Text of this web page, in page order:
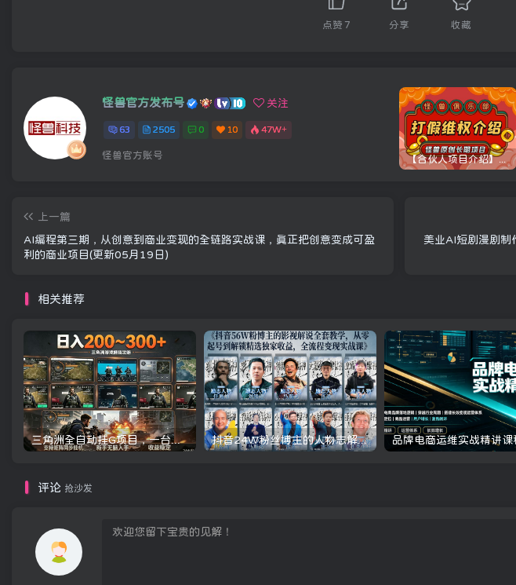
点赞 7 分享 收藏
怪兽官方发布号 关注
63 2505 0 10 47W+
怪兽官方账号 【合伙人项目介绍】打假维权项目介绍
上一篇
AI编程第三期，从创意到商业变现的全链路实战课，真正把创意变成可盈
利的商业项目(更新05月19日)
美业AI短剧漫剧制
相关推荐
三角洲全自动挂G项目，一台电脑即可操作，防封稳账号，日收益300+，收益全程包回收，省心稳賺【揭秘】 抖音24W粉丝博主的人物志解说教学，从内容打磨到流量变现，解锁抖音伙伴计划+精选收益双份收益
评论 抢沙发